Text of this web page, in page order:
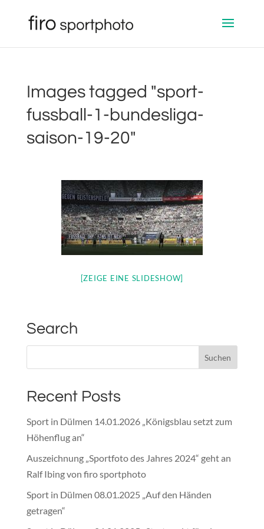
Images tagged "sport-
fussball-1-bundesliga-
saison-19-20"
[ZEIGE EINE SLIDESHOW]
Search
Recent Posts
Sport in Dülmen 14.01.2026 „Königsblau setzt zum
Höhenflug an“
Auszeichnung „Sportfoto des Jahres 2024“ geht an
Ralf Ibing von firo sportphoto
Sport in Dülmen 08.01.2025 „Auf den Händen
getragen“